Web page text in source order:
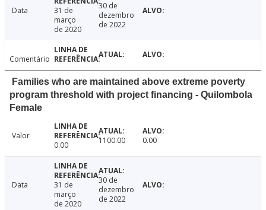
Data
31 de
março
de 2020
30 de
dezembro
de 2022
Comentário
Families who are maintained above extreme poverty
program threshold with project financing - Quilombola
Female
Valor
0.00
1100.00 0.00
Data
31 de
março
de 2020
30 de
dezembro
de 2022